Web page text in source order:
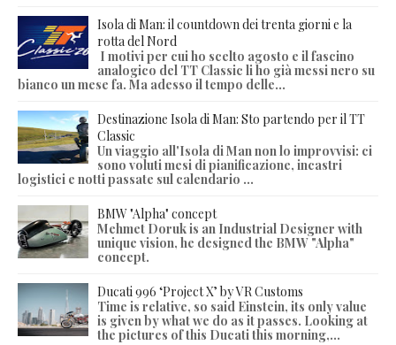
Isola di Man: il countdown dei trenta giorni e la
rotta del Nord
I motivi per cui ho scelto agosto e il fascino
analogico del TT Classic li ho già messi nero su
bianco un mese fa. Ma adesso il tempo delle...
Destinazione Isola di Man: Sto partendo per il TT
Classic
Un viaggio all'Isola di Man non lo improvvisi: ci
sono voluti mesi di pianificazione, incastri
logistici e notti passate sul calendario ...
BMW "Alpha" concept
Mehmet Doruk is an Industrial Designer with
unique vision, he designed the BMW "Alpha"
concept.
Ducati 996 ‘Project X’ by VR Customs
Time is relative, so said Einstein, its only value
is given by what we do as it passes. Looking at
the pictures of this Ducati this morning,...